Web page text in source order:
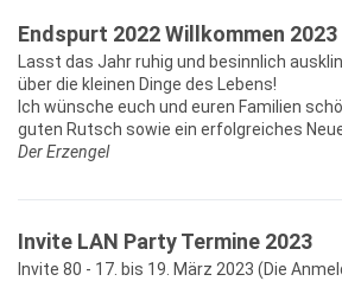
Endspurt 2022 Willkommen 2023
Lasst das Jahr ruhig und besinnlich
über die kleinen Dinge des Lebens!
Ich wünsche euch und euren Familien
guten Rutsch sowie ein erfolgreiches
Der Erzengel
Invite LAN Party Termine 2023
Invite 80 - 17. bis 19. März 2023 (Die